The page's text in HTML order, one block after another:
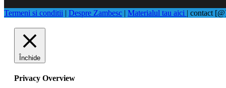
Termeni si conditii | Despre Zambesc | Materialul tau aici | contact
Închide
Privacy Overview